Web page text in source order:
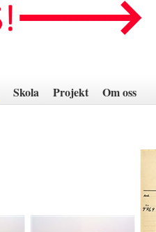
Skola Projekt Om oss